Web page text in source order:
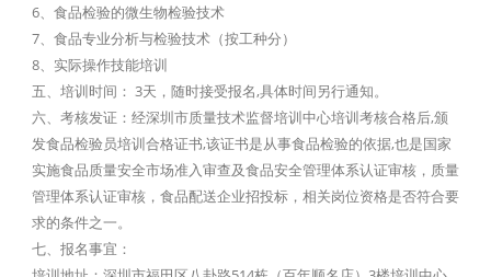
6、食品检验的微生物检验技术
7、食品专业分析与检验技术（按工种分）
8、实际操作技能培训
五、培训时间： 3天，随时接受报名,具体时间另行通知。
六、考核发证：经深圳市质量技术监督培训中心培训考核合格后,颁
发食品检验员培训合格证书,该证书是从事食品检验的依据,也是国家
实施食品质量安全市场准入审查及食品安全管理体系认证审核，质量
管理体系认证审核，食品配送企业招投标，相关岗位资格是否符合要
求的条件之一。
七、报名事宜：